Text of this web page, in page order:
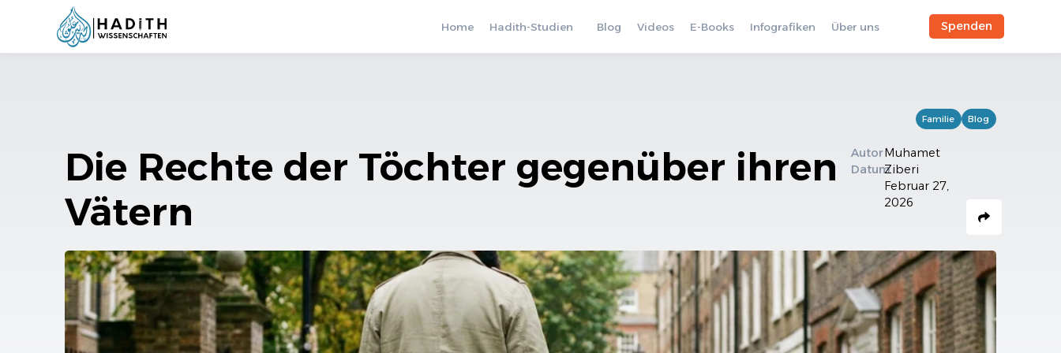
Home Hadith-Studien Blog Videos E-Books Infografiken Über uns Spenden
Blog
Familie
Die Rechte der Töchter gegenüber ihren
Vätern
Autor
Datum
Muhamet
Ziberi
Februar 27,
2026